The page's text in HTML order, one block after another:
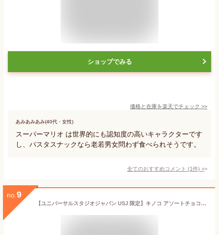
ショップでみる
価格と在庫を楽天でチェック >>
あみあみあみ(40代・女性)
スーパーマリオ は世界的にも認知度の高いキャラクターです
し、パスタスナックなら老若男女問わず食べられそうです。
全てのおすすめコメント (1件) >
no. 9
【ユニバーサルスタジオジャパン USJ 限定】キノコ アソートチョコレート スーパー ニンテンドー ワールド マリオ お土産 お菓子 (1個)